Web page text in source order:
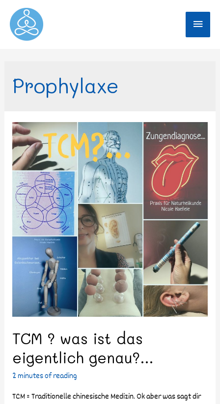
Prophylaxe
TCM ? was ist das
eigentlich genau?…
2 minutes of reading
TCM = Traditionelle chinesische Medizin. Ok aber was sagt dir